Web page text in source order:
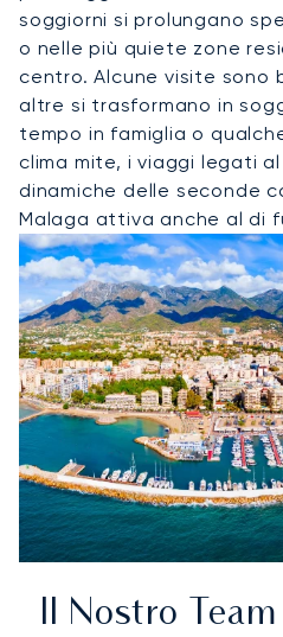
soggiorni si prolungano
o nelle più quiete zone
centro. Alcune visite sono
altre si trasformano in
tempo in famiglia o
clima mite, i viaggi legati
dinamiche delle seconde
Malaga attiva anche al di
Il Nostro